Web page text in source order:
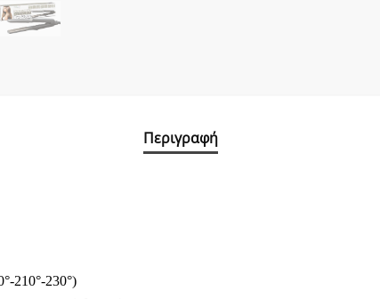
Περιγραφή
210°-230°)